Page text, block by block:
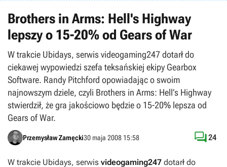
Brothers in Arms: Hell's Highway
lepszy o 15-20% od Gears of War
W trakcie Ubidays, serwis videogaming247 dotarł do
ciekawej wypowiedzi szefa teksańskiej ekipy Gearbox
Software. Randy Pitchford opowiadając o swoim
najnowszym dziele, czyli Brothers in Arms: Hell’s Highway
stwierdził, że gra jakościowo będzie o 15-20% lepsza od
Gears of War.
Przemysław Zamęcki30 maja 2008 15:58 24
W trakcie Ubidays, serwis videogaming247 dotarł do